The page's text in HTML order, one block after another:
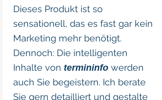
Dieses Produkt ist so
sensationell, das es fast gar kein
Marketing mehr benötigt.
Dennoch: Die intelligenten
Inhalte von termininfo werden
auch Sie begeistern. Ich berate
Sie gern detailliert und gestalte